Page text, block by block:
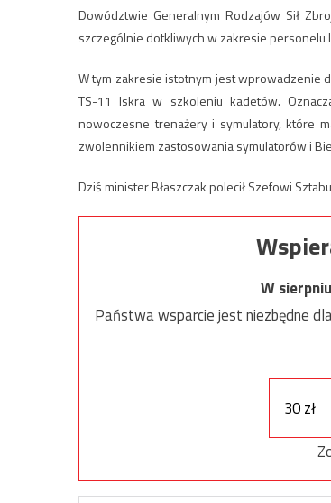
Dowództwie Generalnym Rodzajów Sił
szczególnie dotkliwych w zakresie
W tym zakresie istotnym jest wprowadzenie
TS-11 Iskra w szkoleniu kadetów.
nowoczesne trenażery i symulatory, które
zwolennikiem zastosowania symulatorów i
Dziś minister Błaszczak polecił Szefowi
W
Państwa wsparcie jest niezbędne
30 zł